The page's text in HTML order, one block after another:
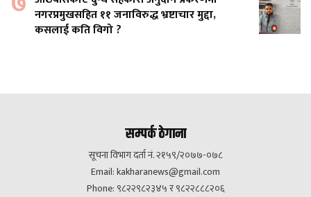
नगरप्रमुखसहित ११ जनाविरुद्ध भ्रष्टाचार मुद्दा,
कसलाई कति विगो ?
सम्पर्क ठेगाना
सूचना विभाग दर्ता नं. २१५९/२०७७-०७८
Email:kakharanews@gmail.com
Phone: ९८२२९८२३४५ र ९८२२८८८२०६